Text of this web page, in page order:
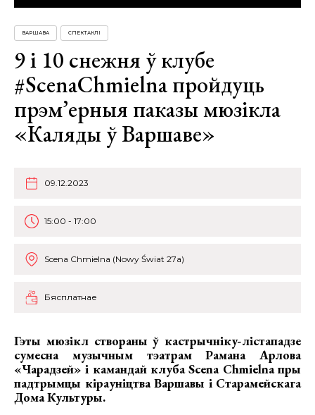
ВАРШАВА СПЕКТАКЛІ
9 i 10 снежня ў клубе
#ScenaChmielna пройдуць
прэм’ерныя паказы мюзiкла
«Каляды ў Варшаве»
09.12.2023
15:00 - 17:00
Scena Chmielna (Nowy Świat 27a)
Бясплатнае
Гэты мюзiкл створаны ў кастрычнiку-лiстападзе
сумесна музычным тэатрам Рамана Арлова
«Чарадзей» i камандай клуба Scena Chmielna пры
падтрымцы кiрау‌нiцтва Варшавы i Старамейскага
Дома Культуры.